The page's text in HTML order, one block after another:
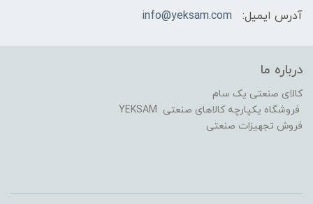
آدرس ایمیل:
info@yeksam.com
درباره ما
کالای صنعتی یک سام
فروشگاه یکپارچه کالاهای صنعتی YEKSAM
فروش تجهیزات صنعتی